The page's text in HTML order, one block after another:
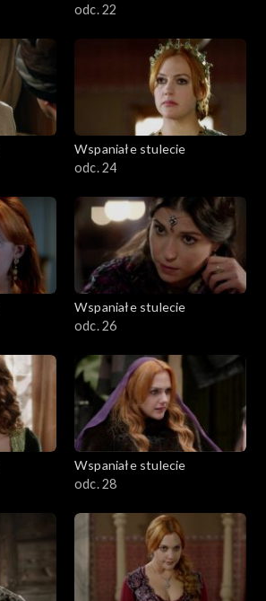
odc. 22
Wspaniałe stulecie
odc. 24
Wspaniałe stulecie
odc. 26
Wspaniałe stulecie
odc. 28